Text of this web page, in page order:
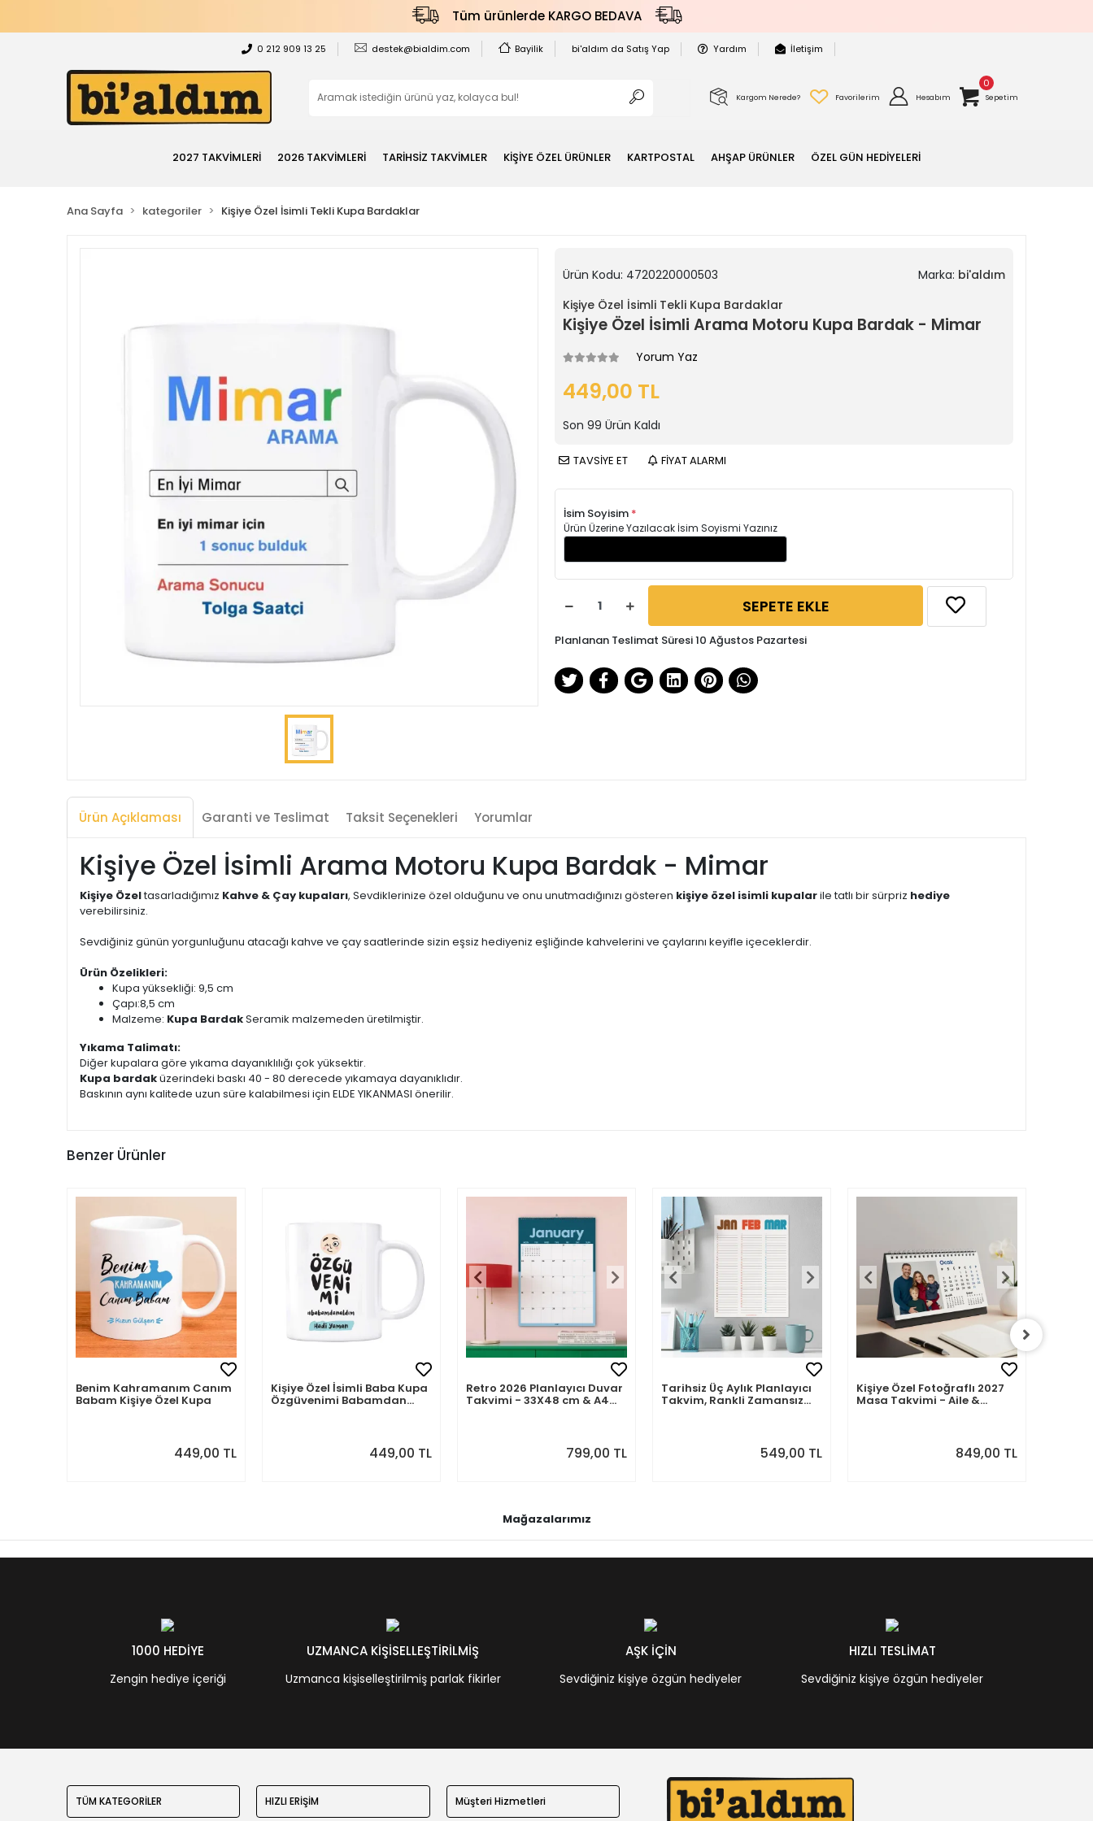
Tüm ürünlerde KARGO BEDAVA
0 212 909 13 25 destek@bialdim.com Bayilik bi'aldım da Satış Yap Yardım İletişim
Kargom Nerede? Favorilerim Hesabım
0
Sepetim
2027 TAKVİMLERİ 2026 TAKVİMLERİ TARİHSİZ TAKVİMLER KİŞİYE ÖZEL ÜRÜNLER KARTPOSTAL AHŞAP ÜRÜNLER ÖZEL GÜN HEDİYELERİ
Ana Sayfa kategoriler Kişiye Özel İsimli Tekli Kupa Bardaklar
Ürün Kodu: 4720220000503 Marka: bi'aldım
Kişiye Özel İsimli Tekli Kupa Bardaklar
Kişiye Özel İsimli Arama Motoru Kupa Bardak - Mimar
Yorum Yaz
449,00 TL
Son 99 Ürün Kaldı
TAVSİYE ET FİYAT ALARMI
İsim Soyisim *
Ürün Üzerine Yazılacak İsim Soyismi Yazınız
SEPETE EKLE
Planlanan Teslimat Süresi 10 Ağustos Pazartesi
Ürün Açıklaması Garanti ve Teslimat Taksit Seçenekleri Yorumlar
Kişiye Özel İsimli Arama Motoru Kupa Bardak - Mimar
Kişiye Özeltasarladığımız Kahve & Çay kupaları, Sevdiklerinize özel olduğunu ve onu unutmadığınızı gösteren kişiye özel isimli kupalarile tatlı bir sürpriz hediye
verebilirsiniz.
Sevdiğiniz günün yorgunluğunu atacağı kahve ve çay saatlerinde sizin eşsiz hediyeniz eşliğinde kahvelerini ve çaylarını keyifle içeceklerdir.
Ürün Özelikleri:
Kupa yüksekliği: 9,5 cm
Çapı:8,5 cm
Malzeme: Kupa BardakSeramik malzemeden üretilmiştir.
Yıkama Talimatı:
Diğer kupalara göre yıkama dayanıklılığı çok yüksektir.
Kupa bardaküzerindeki baskı 40 - 80 derecede yıkamaya dayanıklıdır.
Baskının aynı kalitede uzun süre kalabilmesi için ELDE YIKANMASI önerilir.
Benzer Ürünler
Benim Kahramanım Canım
Babam Kişiye Özel Kupa
449,00 TL
Kişiye Özel İsimli Baba Kupa
Özgüvenimi Babamdan
449,00 TL
Retro 2026 Planlayıcı Duvar
Takvimi - 33X48 cm & A4
799,00 TL
Tarihsiz Üç Aylık Planlayıcı
Takvim, Rankli Zamansız
549,00 TL
Kişiye Özel Fotoğraflı 2027
Masa Takvimi - Aile &
849,00 TL
Mağazalarımız
1000 HEDİYE
Zengin hediye içeriği
UZMANCA KİŞİSELLEŞTİRİLMİŞ
Uzmanca kişiselleştirilmiş parlak fikirler
AŞK İÇİN
Sevdiğiniz kişiye özgün hediyeler
HIZLI TESLİMAT
Sevdiğiniz kişiye özgün hediyeler
TÜM KATEGORİLER HIZLI ERİŞİM Müşteri Hizmetleri